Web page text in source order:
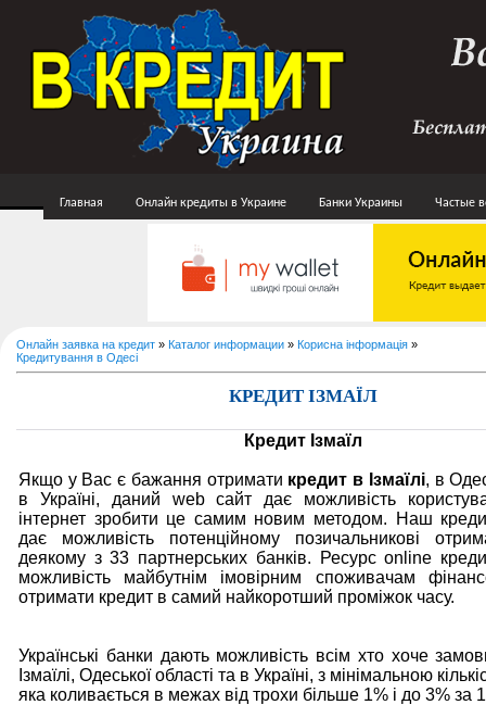
Главная Онлайн кредиты в Украине Банки Украины Частые
Онлайн заявка на кредит » Каталог информации » Корисна інформація »
Кредитування в Одесі
КРЕДИТ ІЗМАЇЛ
Кредит Ізмаїл
Якщо у Вас є бажання отримати кредит в Ізмаїлі, в
в Україні, даний web сайт дає можливість
інтернет зробити це самим новим методом. Наш
дає можливість потенційному позичальникові
деякому з 33 партнерських банків. Ресурс online
можливість майбутнім імовірним споживачам
отримати кредит в самий найкоротший проміжок часу.
Українські банки дають можливість всім хто хоче
Ізмаїлі, Одеської області та в Україні, з мінімальною
яка коливається в межах від трохи більше 1% і до 3% за